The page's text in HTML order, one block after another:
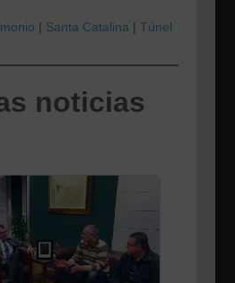
| Santa Catalina |Túnel
noticias